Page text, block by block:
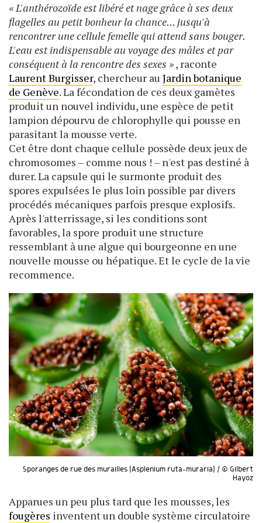
« L'anthérozoïde est libéré et nage grâce à ses deux
flagelles au petit bonheur la chance... jusqu'à
rencontrer une cellule femelle qui attend sans bouger.
L'eau est indispensable au voyage des mâles et par
conséquent à la rencontre des sexes », raconte
Laurent Burgisser, chercheur au Jardin botanique
de Genève. La fécondation de ces deux gamètes
produit un nouvel individu, une espèce de petit
lampion dépourvu de chlorophylle qui pousse en
parasitant la mousse verte.
Cet être dont chaque cellule possède deux jeux de
chromosomes – comme nous ! – n'est pas destiné à
durer. La capsule qui le surmonte produit des
spores expulsées le plus loin possible par divers
procédés mécaniques parfois presque explosifs.
Après l'atterrissage, si les conditions sont
favorables, la spore produit une structure
ressemblant à une algue qui bourgeonne en une
nouvelle mousse ou hépatique. Et le cycle de la vie
recommence.
Sporanges de rue des murailles (Asplenium ruta-muraria) / © Gilbert
Hayoz
Apparues un peu plus tard que les mousses, les
fougères inventent un double système circulatoire